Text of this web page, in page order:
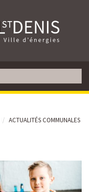
ACTUALITÉS COMMUNALES